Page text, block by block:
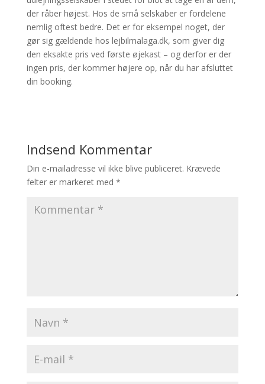
der råber højest. Hos de små selskaber er fordelene
nemlig oftest bedre. Det er for eksempel noget, der
gør sig gældende hos lejbilmalaga.dk, som giver dig
den eksakte pris ved første øjekast – og derfor er der
ingen pris, der kommer højere op, når du har afsluttet
din booking.
Indsend Kommentar
Din e-mailadresse vil ikke blive publiceret. Krævede
felter er markeret med *